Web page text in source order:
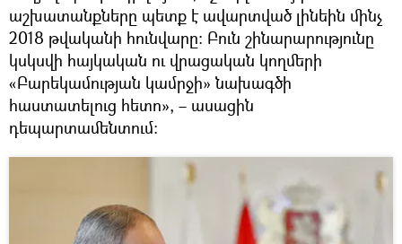
աշխատանքները պետք է ավարտված լինեին մինչ
2018 թվականի հունվարը։ Բուն շինարարությունը
կսկսվի հայկական ու վրացական կողմերի
«Բարեկամության կամրջի» նախագծի
հաստատելուց հետո», – ասացին
դեպարտամենտում։